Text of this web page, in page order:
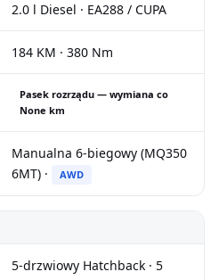
2.0 l Diesel · EA288 / CUPA
184 KM · 380 Nm
Pasek rozrządu — wymiana co
None km
Manualna 6-biegowy (MQ350
6MT) ·
AWD
5-drzwiowy Hatchback · 5